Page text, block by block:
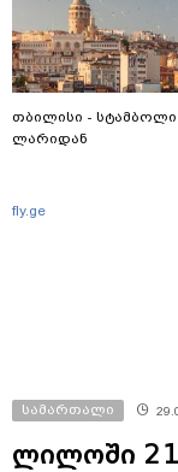
თბილისი - სტამბოლი
ლარიდან
fly.ge
სამართალი
ლილოში